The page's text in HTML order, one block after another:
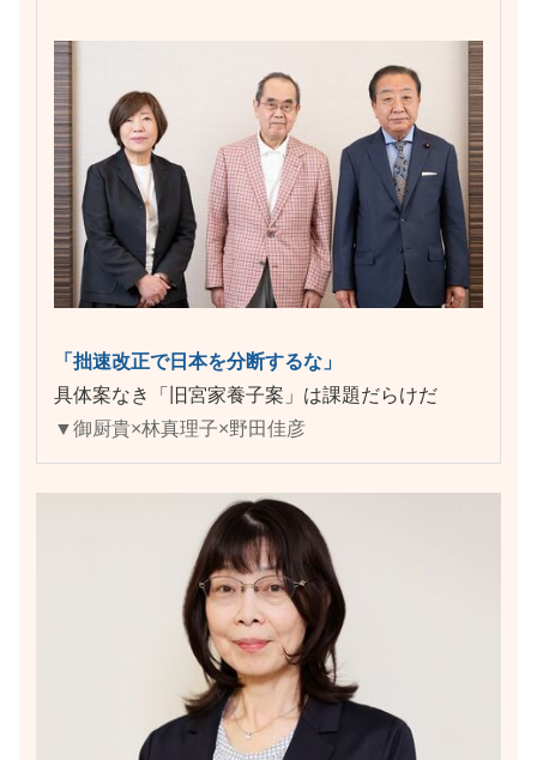
「拙速改正で日本を分断するな」
具体案なき「旧宮家養子案」は課題だらけだ
▼御厨貴×林真理子×野田佳彦